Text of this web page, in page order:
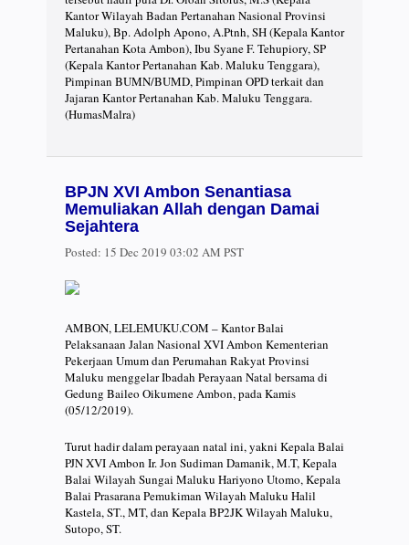
Kantor Wilayah Badan Pertanahan Nasional Provinsi
Maluku), Bp. Adolph Apono, A.Ptnh, SH (Kepala Kantor
Pertanahan Kota Ambon), Ibu Syane F. Tehupiory, SP
(Kepala Kantor Pertanahan Kab. Maluku Tenggara),
Pimpinan BUMN/BUMD, Pimpinan OPD terkait dan
Jajaran Kantor Pertanahan Kab. Maluku Tenggara.
(HumasMalra)
BPJN XVI Ambon Senantiasa
Memuliakan Allah dengan Damai
Sejahtera
Posted: 15 Dec 2019 03:02 AM PST
AMBON, LELEMUKU.COM – Kantor Balai
Pelaksanaan Jalan Nasional XVI Ambon Kementerian
Pekerjaan Umum dan Perumahan Rakyat Provinsi
Maluku menggelar Ibadah Perayaan Natal bersama di
Gedung Baileo Oikumene Ambon, pada Kamis
(05/12/2019).
Turut hadir dalam perayaan natal ini, yakni Kepala Balai
PJN XVI Ambon Ir. Jon Sudiman Damanik, M.T, Kepala
Balai Wilayah Sungai Maluku Hariyono Utomo, Kepala
Balai Prasarana Pemukiman Wilayah Maluku Halil
Kastela, ST., MT, dan Kepala BP2JK Wilayah Maluku,
Sutopo, ST.